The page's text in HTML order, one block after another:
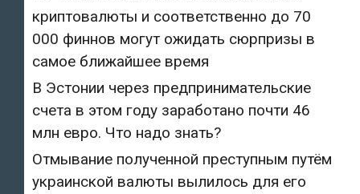
криптовалюты и соответственно до 70
000 финнов могут ожидать сюрпризы в
самое ближайшее время
В Эстонии через предпринимательские
счета в этом году заработано почти 46
млн евро. Что надо знать?
Отмывание полученной преступным путём
украинской валюты вылилось для его